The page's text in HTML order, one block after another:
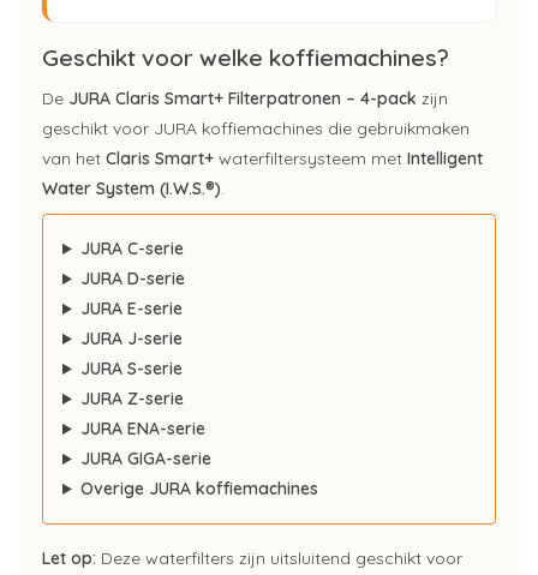
Geschikt voor welke koffiemachines?
De JURA Claris Smart+ Filterpatronen – 4-pack zijn
geschikt voor JURA koffiemachines die gebruikmaken
van het Claris Smart+ waterfiltersysteem met Intelligent
Water System (I.W.S.®).
JURA C-serie
JURA D-serie
JURA E-serie
JURA J-serie
JURA S-serie
JURA Z-serie
JURA ENA-serie
JURA GIGA-serie
Overige JURA koffiemachines
Let op: Deze waterfilters zijn uitsluitend geschikt voor